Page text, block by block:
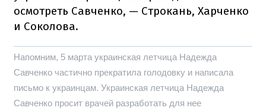
осмотреть Савченко, — Строкань, Харченко
и Соколова.
Напомним, 5 марта украинская летчица Надежда
Савченко частично прекратила голодовку и написала
письмо к украинцам. Украинская летчица Надежда
Савченко просит врачей разработать для нее